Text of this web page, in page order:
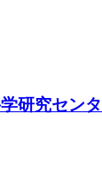
研究セン